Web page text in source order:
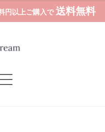
円以上ご購入で 送料無料